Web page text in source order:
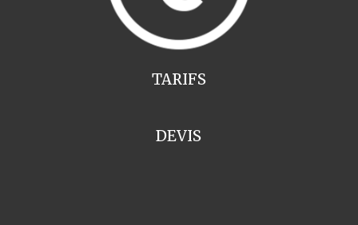
TARIFS
DEVIS